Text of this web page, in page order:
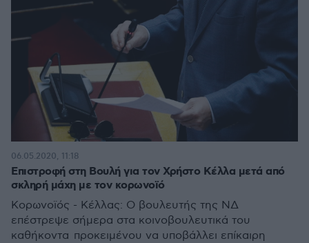
Επιστροφή στη Βουλή για τον Χρήστο Κέλλα μετά από
σκληρή μάχη με τον κορωνοϊό
Κορωνοϊός - Κέλλας: Ο βουλευτής της ΝΔ
επέστρεψε σήμερα στα κοινοβουλευτικά του
καθήκοντα προκειμένου να υποβάλλει επίκαιρη
06.05.2020, 11:18